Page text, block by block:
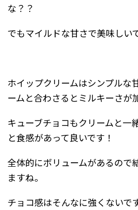
な？？
でもマイルドな甘さで美味しい
ホイップクリームはシンプルな
ームと合わさるとミルキーさが
キューブチョコもクリームと一
と食感があって良いです！
全体的にボリュームがあるので
ますね。
チョコ感はそんなに強くないで